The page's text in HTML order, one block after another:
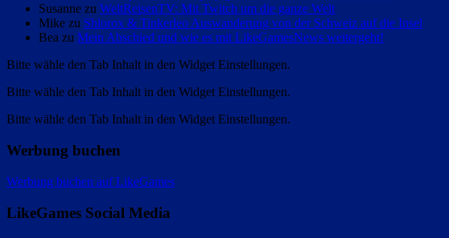
Susanne zu WeltReisenTV: Mit Twitch um die ganze Welt
Mike zu Shlorox & Tinkerleo Auswanderung von der Schweiz auf die Insel
Bea zu Mein Abschied und wie es mit LikeGamesNews weitergeht!
Bitte wähle den Tab Inhalt in den Widget Einstellungen.
Bitte wähle den Tab Inhalt in den Widget Einstellungen.
Bitte wähle den Tab Inhalt in den Widget Einstellungen.
Werbung buchen
Werbung buchen auf LikeGames
LikeGames Social Media